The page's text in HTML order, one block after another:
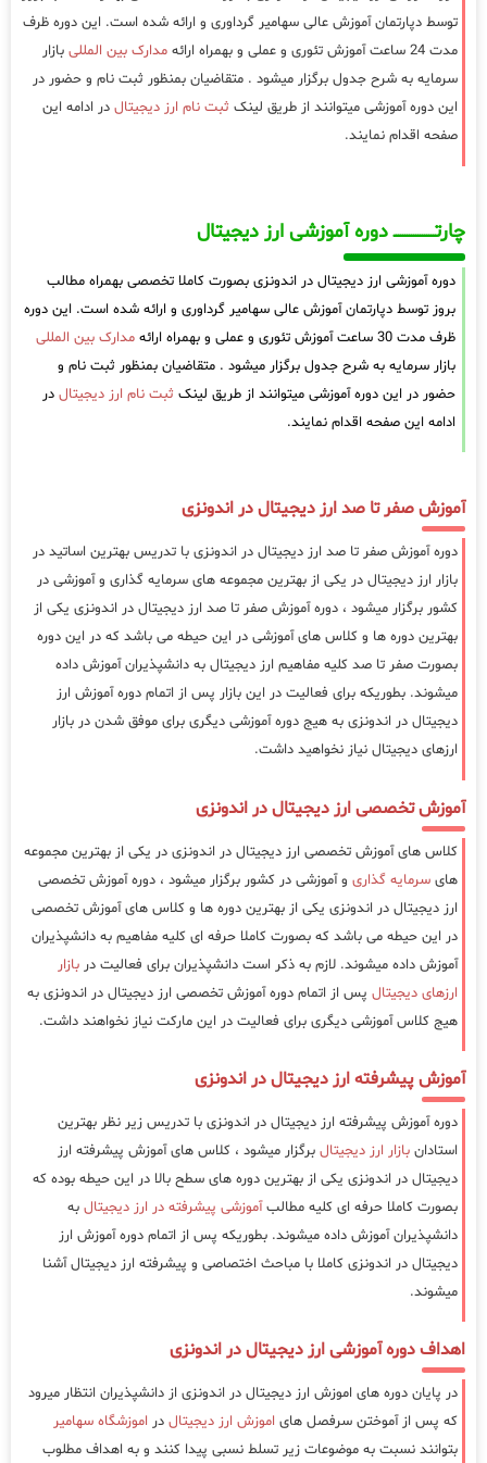
توسط دپارتمان آموزش عالی سهامیر گرداوری و ارائه شده است. این دوره ظرف
مدت 24 ساعت آموزش تئوری و عملی و بهمراه ارائه
مدارک بین المللی بازار
سرمایه به شرح جدول برگزار میشود . متقاضیان بمنظور ثبت نام و حضور در
این دوره آموزشی میتوانند از طریق لینک ثبت نام ارز دیجیتال در ادامه این
صفحه اقدام نمایند.
چارتـــــــــــــــــــ دوره آموزشی ارز دیجیتال
دوره آموزشی ارز دیجیتال در اندونزی بصورت کاملا تخصصی بهمراه مطالب
بروز توسط دپارتمان آموزش عالی سهامیر گرداوری و ارائه شده است. این دوره
ظرف مدت 30 ساعت آموزش تئوری و عملی و بهمراه ارائه
مدارک بین المللی
بازار سرمایه به شرح جدول برگزار میشود . متقاضیان بمنظور ثبت نام و
حضور در این دوره آموزشی میتوانند از طریق لینک ثبت نام ارز دیجیتال در
ادامه این صفحه اقدام نمایند.
آموزش صفر تا صد ارز دیجیتال در اندونزی
دوره آموزش صفر تا صد ارز دیجیتال در اندونزی با تدریس بهترین اساتید در
بازار ارز دیجیتال در یکی از بهترین مجموعه های سرمایه گذاری و آموزشی در
کشور برگزار میشود ، دوره آموزش صفر تا صد ارز دیجیتال در اندونزی یکی از
بهترین دوره ها و کلاس های آموزشی در این حیطه می باشد که در این دوره
بصورت صفر تا صد کلیه مفاهیم ارز دیجیتال به دانشپذیران آموزش داده
میشوند. بطوریکه برای فعالیت در این بازار پس از اتمام دوره آموزش ارز
دیجیتال در اندونزی به هیج دوره آموزشی دیگری برای موفق شدن در بازار
ارزهای دیجیتال نیاز نخواهید داشت.
آموزش تخصصی ارز دیجیتال در اندونزی
کلاس های آموزش تخصصی ارز دیجیتال در اندونزی در یکی از بهترین مجموعه
های سرمایه گذاری و آموزشی در کشور برگزار میشود ، دوره آموزش تخصصی
ارز دیجیتال در اندونزی یکی از بهترین دوره ها و کلاس های آموزش تخصصی
در این حیطه می باشد که بصورت کاملا حرفه ای کلیه مفاهیم به دانشپذیران
آموزش داده میشوند. لازم به ذکر است دانشپذیران برای فعالیت در بازار
ارزهای دیجیتال پس از اتمام دوره آموزش تخصصی ارز دیجیتال در اندونزی به
هیج کلاس آموزشی دیگری برای فعالیت در این مارکت نیاز نخواهند داشت.
آموزش پیشرفته ارز دیجیتال در اندونزی
دوره آموزش پیشرفته ارز دیجیتال در اندونزی با تدریس زیر نظر بهترین
استادان بازار ارز دیجیتال برگزار میشود ، کلاس های آموزش پیشرفته ارز
دیجیتال در اندونزی یکی از بهترین دوره های سطح بالا در این حیطه بوده که
بصورت کاملا حرفه ای کلیه مطالبآموزشی پیشرفته در ارز دیجیتال به
دانشپذیران آموزش داده میشوند. بطوریکه پس از اتمام دوره آموزش ارز
دیجیتال در اندونزی کاملا با مباحث اختصاصی و پیشرفته ارز دیجیتال آشنا
میشوند.
اهداف دوره آموزشی ارز دیجیتال در اندونزی
در پایان دوره های اموزش ارز دیجیتال در اندونزی از دانشپذیران انتظار میرود
که پس از آموختن سرفصل های اموزش ارز دیجیتال در اموزشگاه سهامیر
بتوانند نسبت به موضوعات زیر تسلط نسبی پیدا کنند و به اهداف مطلوب